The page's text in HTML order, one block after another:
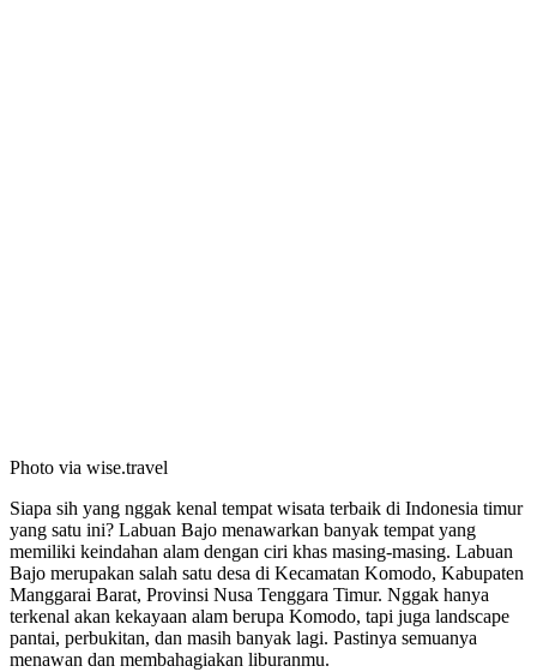
Photo via wise.travel
Siapa sih yang nggak kenal tempat wisata terbaik di Indonesia timur
yang satu ini? Labuan Bajo menawarkan banyak tempat yang
memiliki keindahan alam dengan ciri khas masing-masing. Labuan
Bajo merupakan salah satu desa di Kecamatan Komodo, Kabupaten
Manggarai Barat, Provinsi Nusa Tenggara Timur. Nggak hanya
terkenal akan kekayaan alam berupa Komodo, tapi juga landscape
pantai, perbukitan, dan masih banyak lagi. Pastinya semuanya
menawan dan membahagiakan liburanmu.